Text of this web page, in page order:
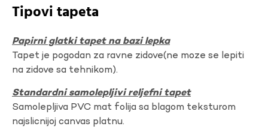
Tipovi tapeta
Papirni glatki tapet na bazi lepka
Tapet je pogodan za ravne zidove(ne moze se lepiti
na zidove sa tehnikom).
Standardni samolepljivi reljefni tapet
Samolepljiva PVC mat folija sa blagom teksturom
najslicnijoj canvas platnu.